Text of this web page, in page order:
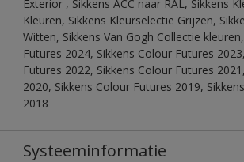
Exterior , Sikkens ACC naar RAL, Sikkens
Kleuren, Sikkens Kleurselectie Grijzen,
Witten, Sikkens Van Gogh Collectie
Futures 2024, Sikkens Colour Futures
Futures 2022, Sikkens Colour Futures
2020, Sikkens Colour Futures 2019,
2018
Systeeminformatie